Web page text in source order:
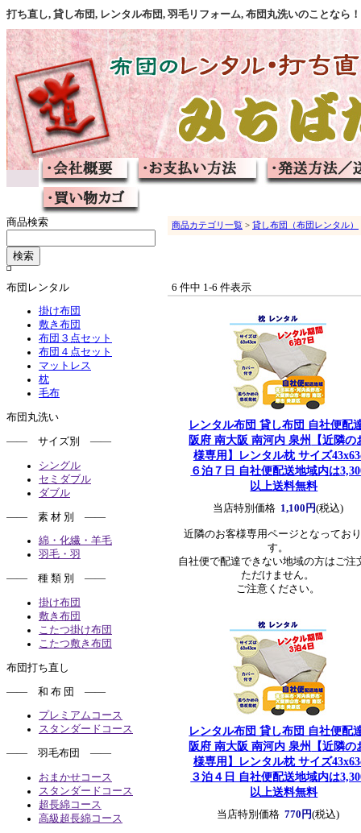
打ち直し, 貸し布団, レンタル布団, 羽毛リフォーム, 布団丸洗いのことな
商品検索
布団レンタル
掛け布団
敷き布団
布団３点セット
布団４点セット
マットレス
枕
毛布
布団丸洗い
―― サイズ別 ――
シングル
セミダブル
ダブル
―― 素 材 別 ――
綿・化繊・羊毛
羽毛・羽
―― 種 類 別 ――
掛け布団
敷き布団
こたつ掛け布団
こたつ敷き布団
布団打ち直し
―― 和 布 団 ――
プレミアムコース
スタンダードコース
―― 羽毛布団 ――
おまかせコース
スタンダードコース
超長綿コース
高級超長綿コース
商品カテゴリ一覧 > 貸し布団（布団レンタル）
6 件中 1-6 件表示
レンタル布団 貸し布団 自社便配
阪府 南大阪 南河内 泉州
【近隣の
様専用】レンタル枕 サイズ
６泊７日 自社便配送地域内は
以上送料無料
当店特別価格 1,100円(税込)
近隣のお客様専用ページとなってお
す。
自社便で配達できない地域の方はご注
ただけません。
ご注意ください。
レンタル布団 貸し布団 自社便配
阪府 南大阪 南河内 泉州
【近隣の
様専用】レンタル枕 サイズ
３泊４日 自社便配送地域内は
以上送料無料
当店特別価格 770円(税込)